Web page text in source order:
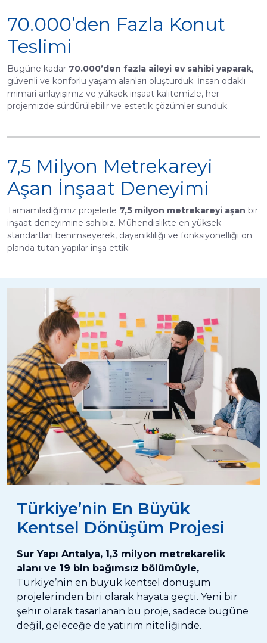
70.000’den Fazla Konut
Teslimi
Bugüne kadar 70.000’den fazla aileyi ev sahibi yaparak,
güvenli ve konforlu yaşam alanları oluşturduk. İnsan odaklı
mimari anlayışımız ve yüksek inşaat kalitemizle, her
projemizde sürdürülebilir ve estetik çözümler sunduk.
7,5 Milyon Metrekareyi
Aşan İnşaat Deneyimi
Tamamladığımız projelerle 7,5 milyon metrekareyi aşan bir
inşaat deneyimine sahibiz. Mühendislikte en yüksek
standartları benimseyerek, dayanıklılığı ve fonksiyonelliği ön
planda tutan yapılar inşa ettik.
Türkiye’nin En Büyük
Kentsel Dönüşüm Projesi
Sur Yapı Antalya, 1,3 milyon metrekarelik
alanı ve 19 bin bağımsız bölümüyle,
Türkiye’nin en büyük kentsel dönüşüm
projelerinden biri olarak hayata geçti. Yeni bir
şehir olarak tasarlanan bu proje, sadece bugüne
değil, geleceğe de yatırım niteliğinde.